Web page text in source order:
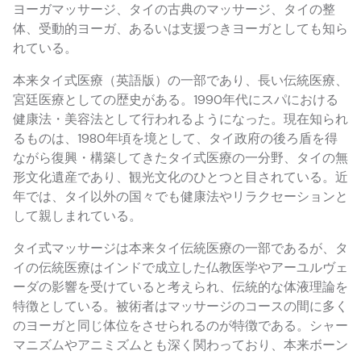
ヨーガマッサージ、タイの古典のマッサージ、タイの整
体、受動的ヨーガ、あるいは支援つきヨーガとしても知ら
れている。
本来タイ式医療（英語版）の一部であり、長い伝統医療、
宮廷医療としての歴史がある。1990年代にスパにおける
健康法・美容法として行われるようになった。現在知られ
るものは、1980年頃を境として、タイ政府の後ろ盾を得
ながら復興・構築してきたタイ式医療の一分野、タイの無
形文化遺産であり、観光文化のひとつと目されている。近
年では、タイ以外の国々でも健康法やリラクセーションと
して親しまれている。
タイ式マッサージは本来タイ伝統医療の一部であるが、タ
イの伝統医療はインドで成立した仏教医学やアーユルヴェ
ーダの影響を受けていると考えられ、伝統的な体液理論を
特徴としている。被術者はマッサージのコースの間に多く
のヨーガと同じ体位をさせられるのが特徴である。シャー
マニズムやアニミズムとも深く関わっており、本来ボーン